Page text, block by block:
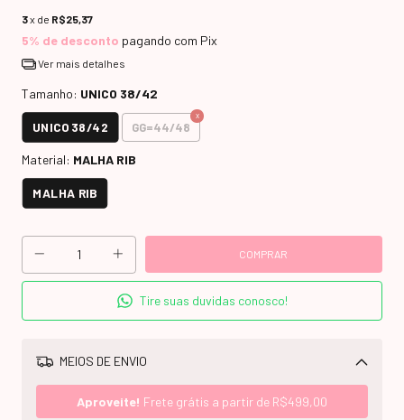
3x de R$25,37
5% de desconto pagando com Pix
Ver mais detalhes
Tamanho: UNICO 38/42
UNICO 38/42 GG=44/48
Material: MALHA RIB
MALHA RIB
Tire suas duvidas conosco!
MEIOS DE ENVIO
Aproveite! Frete grátis a partir de R$499,00